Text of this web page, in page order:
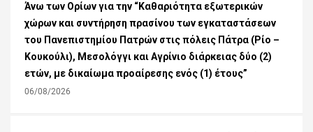
Άνω των Ορίων για την “Καθαριότητα εξωτερικών
χώρων και συντήρηση πρασίνου των εγκαταστάσεων
του Πανεπιστημίου Πατρών στις πόλεις Πάτρα (Ρίο –
Κουκούλι), Μεσολόγγι και Αγρίνιο διάρκειας δύο (2)
ετών, με δικαίωμα προαίρεσης ενός (1) έτους”
06/08/2026